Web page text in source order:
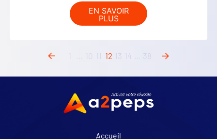
EN SAVOIR
PLUS
1 10 11 12 13 14 38
Accueil